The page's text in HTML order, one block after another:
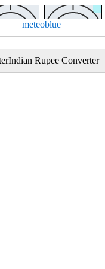
meteoblue
Indian Rupee Converter